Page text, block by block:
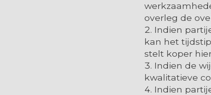
overleg de
Indien
kan het
stelt koper
Indien de
kwalitatieve
Indien